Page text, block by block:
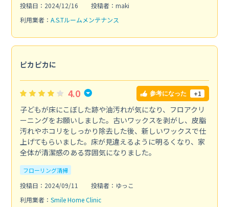
投稿日：2024/12/16
投稿者：maki
利用業者： A.S.Tルームメンテナンス
ピカピカに
4.0 参考になった +1
子どもが床にこぼした跡や油汚れが気になり、フロアクリ
ーニングをお願いしました。古いワックスを剥がし、皮脂
汚れやホコリをしっかり除去した後、新しいワックスで仕
上げてもらいました。床が見違えるように明るくなり、家
全体が清潔感のある雰囲気になりました。
フローリング清掃
投稿日：2024/09/11
投稿者：ゆっこ
利用業者： Smile Home Clinic